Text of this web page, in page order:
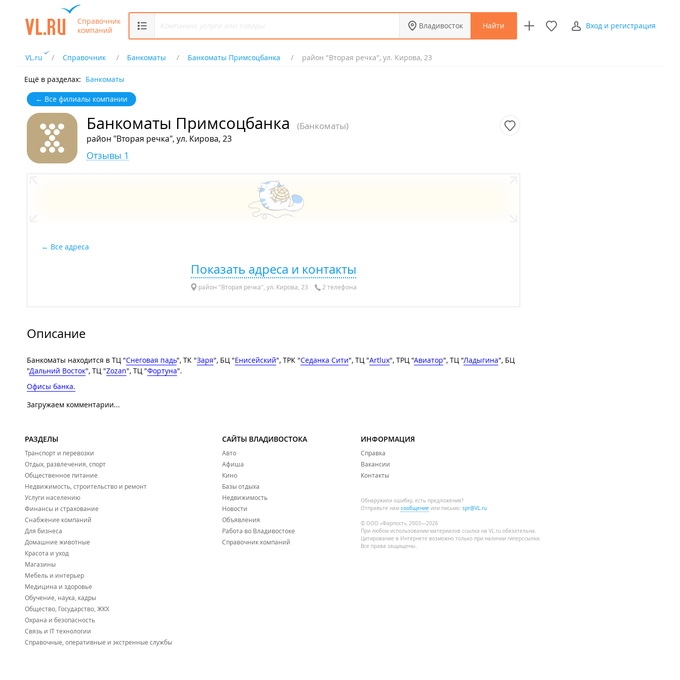
Справочник
компаний
Владивосток Найти Вход и регистрация
VL.ru Справочник Банкоматы Банкоматы Примсоцбанка район "Вторая речка", ул. Кирова, 23
Ещё в разделах: Банкоматы
← Все филиалы компании
Банкоматы Примсоцбанка (Банкоматы)
район "Вторая речка", ул. Кирова, 23
Отзывы 1
Все адреса
Показать адреса и контакты
район "Вторая речка", ул. Кирова, 23 2 телефона
Описание
Банкоматы находится в ТЦ "Снеговая падь", ТК "Заря", БЦ "Енисейский", ТРК "Седанка Сити", ТЦ "Artlux", ТРЦ "Авиатор", ТЦ "Ладыгина", БЦ
"Дальний Восток", ТЦ "Zozan", ТЦ "Фортуна".
Офисы банка.
Загружаем комментарии...
РАЗДЕЛЫ
Транспорт и перевозки
Отдых, развлечения, спорт
Общественное питание
Недвижимость, строительство и ремонт
Услуги населению
Финансы и страхование
Снабжение компаний
Для бизнеса
Домашние животные
Красота и уход
Магазины
Мебель и интерьер
Медицина и здоровье
Обучение, наука, кадры
Общество, Государство, ЖКХ
Охрана и безопасность
Связь и IT технологии
Справочные, оперативные и экстренные службы
САЙТЫ ВЛАДИВОСТОКА
Авто
Афиша
Кино
Базы отдыха
Недвижимость
Новости
Объявления
Работа во Владивостоке
Справочник компаний
ИНФОРМАЦИЯ
Справка
Вакансии
Контакты
Обнаружили ошибку, есть предложения?
Отправьте нам сообщение или письмо: spr@VL.ru
© ООО «Фарпост», 2003—2026
При любом использовании материалов ссылка на VL.ru обязательна.
Цитирование в Интернете возможно только при наличии гиперссылки.
Все права защищены.